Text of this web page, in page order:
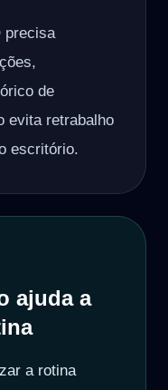
precisa
de
evita retrabalho
escritório.
ajuda a
a rotina